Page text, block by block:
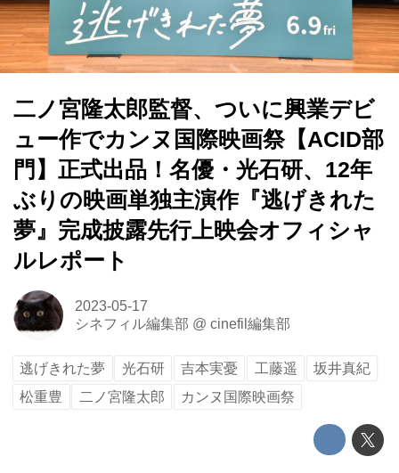
二ノ宮隆太郎監督、ついに興業デビ
ュー作でカンヌ国際映画祭【ACID部
門】正式出品！名優・光石研、12年
ぶりの映画単独主演作『逃げきれた
夢』完成披露先行上映会オフィシャ
ルレポート
2023-05-17
シネフィル編集部 @ cinefil編集部
逃げきれた夢 光石研 吉本実憂 工藤遥
坂井真紀
松重豊
二ノ宮隆太郎 カンヌ国際映画祭